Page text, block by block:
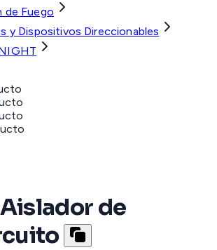
de Fuego
y Dispositivos Direccionables
de